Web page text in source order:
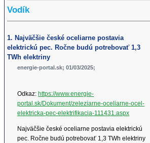
Vodík
1. Najväčšie české oceliarne postavia
elektrickú pec. Ročne budú potrebovať 1,3
TWh elektriny
energie-portal.sk; 01/03/2025;
Odkaz: https://www.energie-
portal.sk/Dokument/zeleziarne-oceliarne-ocel-
elektricka-pec-elektrifikacia-111431.aspx
Najväčšie české oceliarne postavia elektrickú
pec. Ročne budú potrebovať 1,3 TWh elektriny